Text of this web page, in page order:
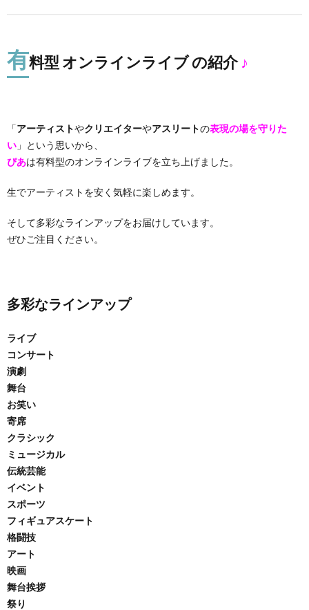
有料型 オンラインライブ の紹介♪
「アーティストやクリエイターやアスリートの表現の場を守りた
い 」という思いから、
ぴあは有料型のオンラインライブを立ち上げました。
生でアーティストを安く気軽に楽しめます。
そして多彩なラインアップをお届けしています。
ぜひご注目ください。
多彩なラインアップ
ライブ
コンサート
演劇
舞台
お笑い
寄席
クラシック
ミュージカル
伝統芸能
イベント
スポーツ
フィギュアスケート
格闘技
アート
映画
舞台挨拶
祭り